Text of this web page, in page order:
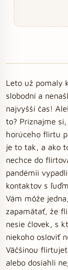
Leto už pomaly
slobodní a
najvyšší čas!
to? Priznajme
horúceho flirtu
je to tak, a ako
nechce do
pandémii
kontaktov s
Vám môže
zapamätať, že
nesie človek, s
niekoho osloviť
Väčšinou
alebo dosiahli